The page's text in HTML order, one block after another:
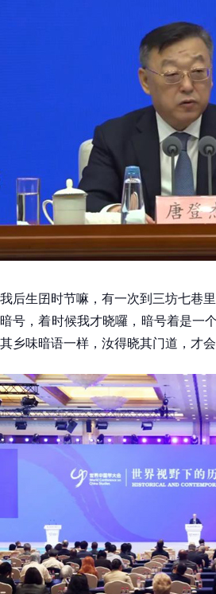
我后生囝时节嘛，有一次到三坊七巷
暗号，着时候我才晓囉，暗号着是一
其乡味暗语一样，汝得晓其门道，才会